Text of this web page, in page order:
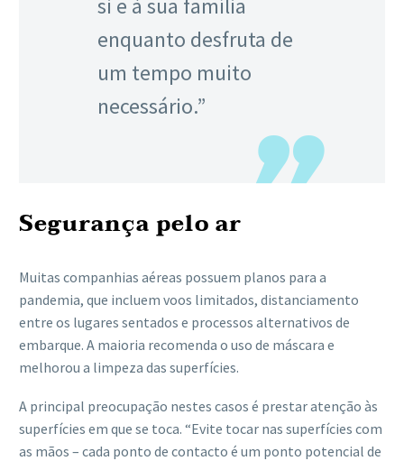
si e à sua família
enquanto desfruta de
um tempo muito
necessário.”
Segurança pelo ar
Muitas companhias aéreas possuem planos para a
pandemia, que incluem voos limitados, distanciamento
entre os lugares sentados e processos alternativos de
embarque. A maioria recomenda o uso de máscara e
melhorou a limpeza das superfícies.
A principal preocupação nestes casos é prestar atenção às
superfícies em que se toca. “Evite tocar nas superfícies com
as mãos – cada ponto de contacto é um ponto potencial de